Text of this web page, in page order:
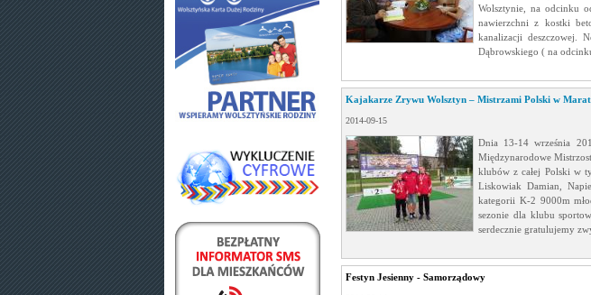
Wolsztynie, na odcinku
nawierzchni z kostki
kanalizacji deszczowej.
Dąbrowskiego ( na
Kajakarze Zrywu Wolsztyn – Mistrzami Polski w
2014-09-15
Dnia 13-14 września
Międzynarodowe
klubów z całej Polski w
Liskowiak Damian,
kategorii K-2 9000m
sezonie dla klubu
serdecznie gratulujemy
Festyn Jesienny - Samorządowy